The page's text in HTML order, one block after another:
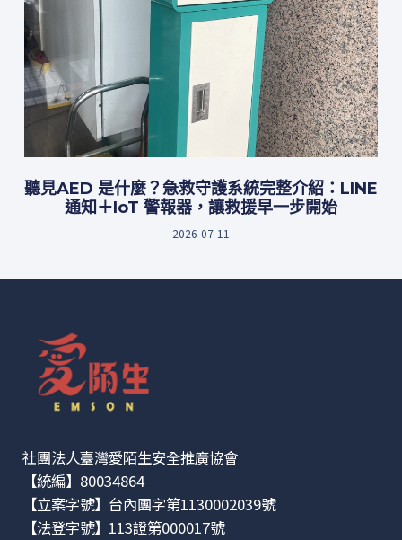
聽見AED 是什麼？急救守護系統完整介紹：LINE
通知＋IoT 警報器，讓救援早一步開始
2026-07-11
社團法人臺灣愛陌生安全推廣協會
【統編】80034864
【立案字號】台內團字第1130002039號
【法登字號】113證第000017號